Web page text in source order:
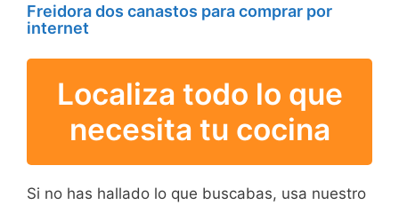
Freidora dos canastos para comprar por
internet
Localiza todo lo que
necesita tu cocina
Si no has hallado lo que buscabas, usa nuestro